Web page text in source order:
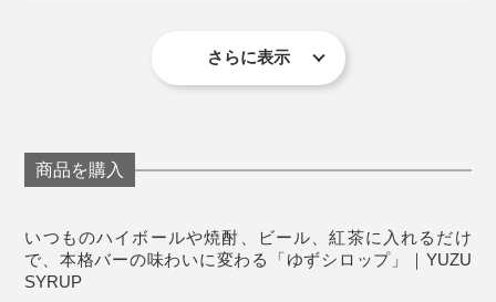
傷をつけないように、ていねいに摘み取ったゆずを、仁
淀川沿いの工場で、皮ごと絞って瓶詰めしているから、
紅茶や緑茶に垂らせば、フレーバーティーに。いつもの
で、よりリラックスできるからか、時間の流れがゆった
り感じられて、いい気分転換になります。
足して晩酌を。炭酸といっしょにゆずの香りが弾けて、
1日の疲れも抜けていくよう。
甘さ控えめなので、ガツンとした揚げ物にも、ダシが香
る鍋にも、よく合うし、ゆずの風味で口がさっぱり、食
欲もそそられます。
50.4g・食塩相当量0g
保存方法：高温多湿、直射日光を避けて保存してく
い。
※ゆずの成分が、沈殿・浮遊する場合がありますが、品質には問題ございま
せん。よく振ってからお飲みください
さらに表示
商品を購入
いつものハイボールや焼酎、ビール、紅茶に入れるだけ
で、本格バーの味わいに変わる「ゆずシロップ」｜YUZU
SYRUP